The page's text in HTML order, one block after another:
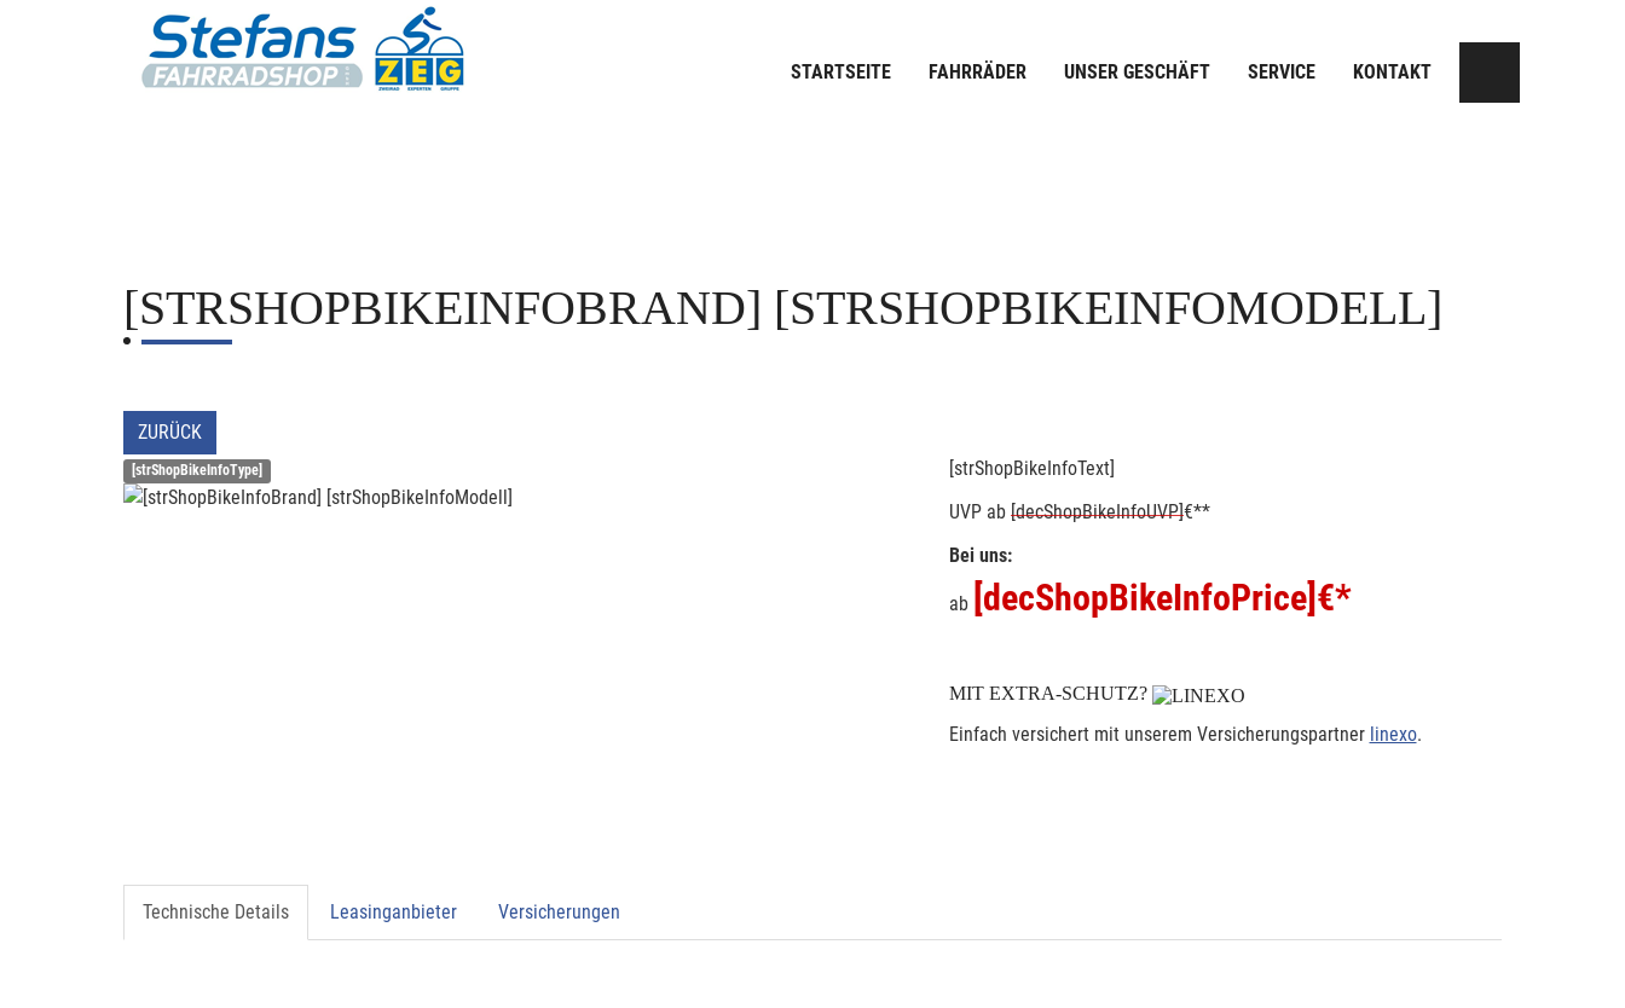
STARTSEITE FAHRRÄDER UNSER GESCHÄFT SERVICE KONTAKT
[STRSHOPBIKEINFOBRAND] [STRSHOPBIKEINFOMODELL]
ZURÜCK
[strShopBikeInfoType]
[strShopBikeInfoText]
UVP ab [decShopBikeInfoUVP]€**
Bei uns:
ab [decShopBikeInfoPrice] €*
MIT EXTRA-SCHUTZ?
Einfach versichert mit unserem Versicherungspartner linexo.
Technische Details Leasinganbieter Versicherungen